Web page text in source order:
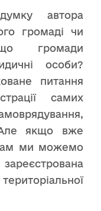
автора
громаді чи
громади
особи?
питання
самих
Але якщо вже
ми можемо